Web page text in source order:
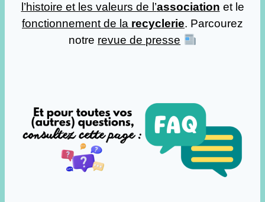
l’histoire et les valeurs de l’association et le
fonctionnement de la recyclerie. Parcourez
notre revue de presse